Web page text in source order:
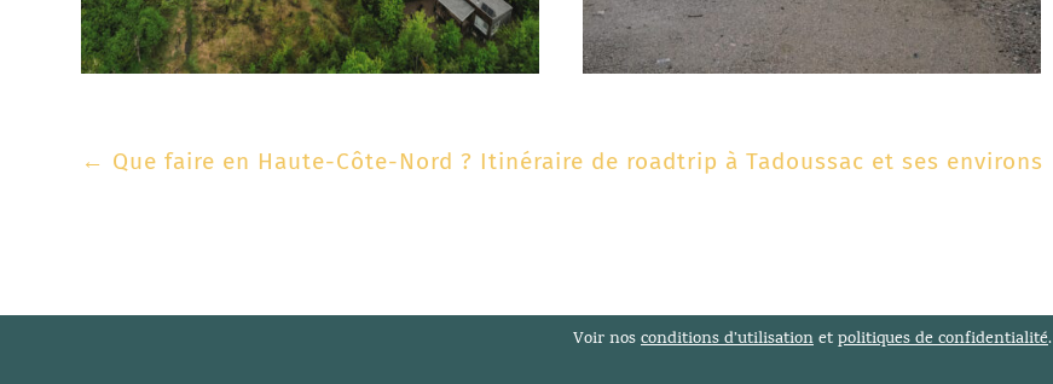
← Que faire en Haute-Côte-Nord ? Itinéraire de roadtrip à Tadoussac et ses environs
Voir nosconditions d’utilisationetpolitiques de confidentialité.